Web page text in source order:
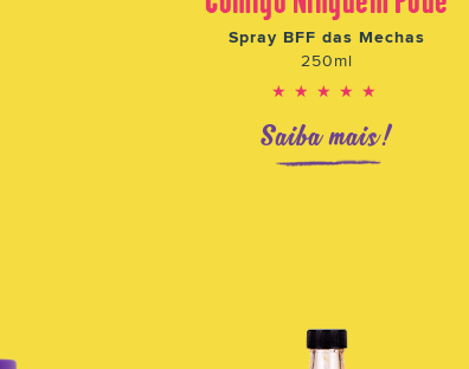
Spray BFF das Mechas
250ml
★★★★★
Saiba mais!